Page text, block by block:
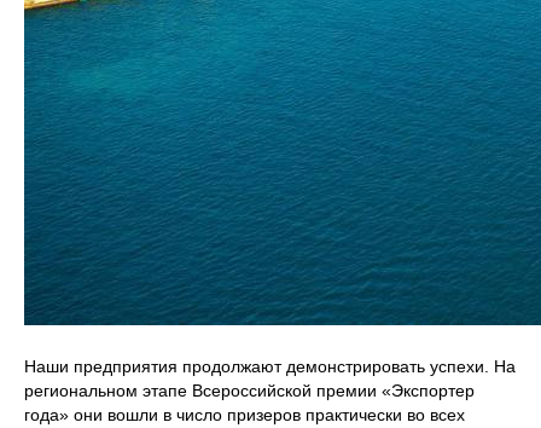
Наши предприятия продолжают демонстрировать успехи. На
региональном этапе Всероссийской премии «Экспортер
года» они вошли в число призеров практически во всех